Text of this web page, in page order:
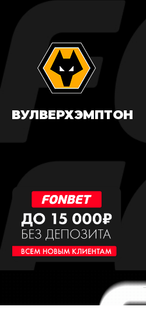
ВУЛВЕРХЭМПТОН